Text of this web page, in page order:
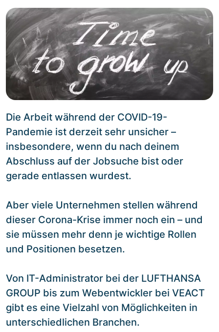
Die Arbeit während der COVID-19-
Pandemie ist derzeit sehr unsicher –
insbesondere, wenn du nach deinem
Abschluss auf der Jobsuche bist oder
gerade entlassen wurdest.
Aber viele Unternehmen stellen während
dieser Corona-Krise immer noch ein – und
sie müssen mehr denn je wichtige Rollen
und Positionen besetzen.
Von IT-Administrator bei der LUFTHANSA
GROUP bis zum Webentwickler bei VEACT
gibt es eine Vielzahl von Möglichkeiten in
unterschiedlichen Branchen.